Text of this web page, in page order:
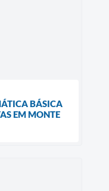
BÁSICA
EM MONTE